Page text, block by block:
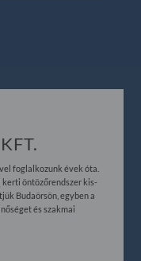
foglalkozunk évek óta.
öntözőrendszer kis-
Budaörsön, egyben a
és szakmai